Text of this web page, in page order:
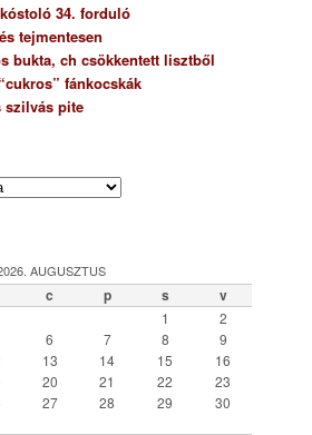
34. forduló
tejmentesen
bukta, ch csökkentett lisztből
fánkocskák
szilvás pite
AUGUSZTUS
c p s v
1
2
6 7 8
9
13 14 15
16
20 21 22
23
27 28 29
30